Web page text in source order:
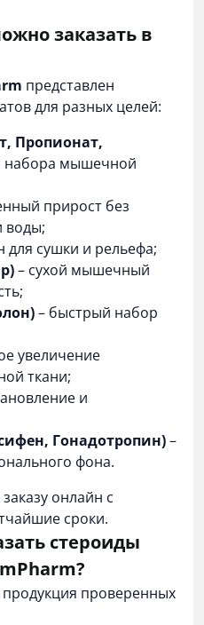
заказать в
представлен
для разных целей:
Пропионат,
набора мышечной
прирост без
воды;
для сушки и рельефа;
– сухой мышечный
– быстрый набор
увеличение
ткани;
и
Гонадотропин)–
фона.
онлайн с
сроки.
стероиды
проверенных